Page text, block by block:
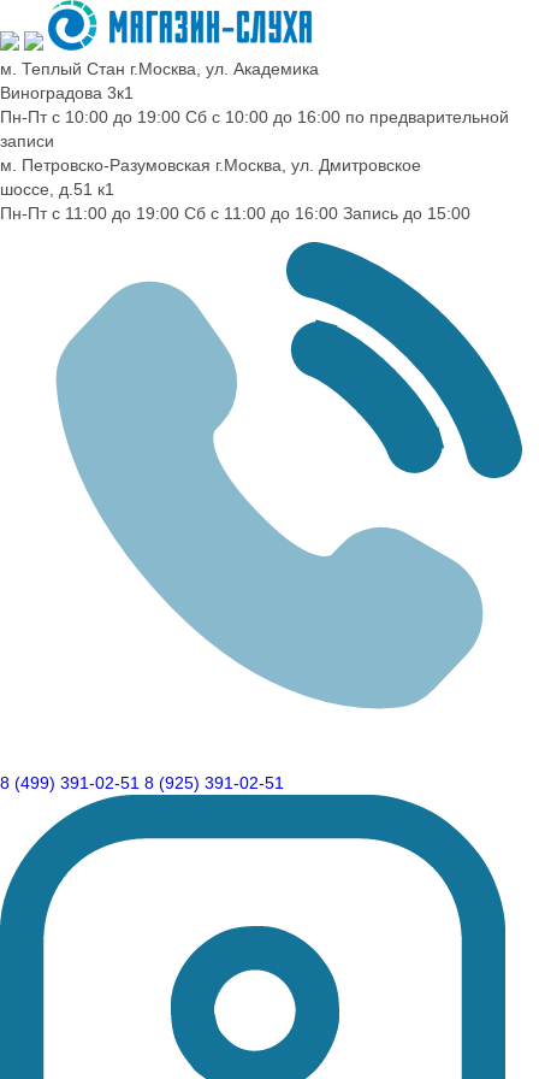
м. Теплый Стан г.Москва, ул. Академика
Виноградова 3к1
Пн-Пт с 10:00 до 19:00 Сб с 10:00 до 16:00 по предварительной
записи
м. Петровско-Разумовская г.Москва, ул. Дмитровское
шоссе, д.51 к1
Пн-Пт с 11:00 до 19:00 Сб с 11:00 до 16:00 Запись до 15:00
8 (499) 391-02-51 8 (925) 391-02-51